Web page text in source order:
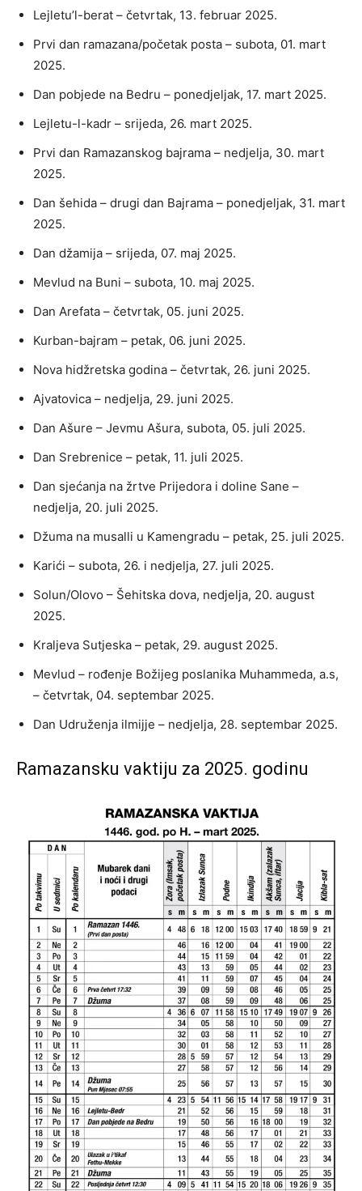
Lejletu’l-berat – četvrtak, 13. februar 2025.
Prvi dan ramazana/početak posta – subota, 01. mart
2025.
Dan pobjede na Bedru – ponedjeljak, 17. mart 2025.
Lejletu-l-kadr – srijeda, 26. mart 2025.
Prvi dan Ramazanskog bajrama – nedjelja, 30. mart
2025.
Dan šehida – drugi dan Bajrama – ponedjeljak, 31. mart
2025.
Dan džamija – srijeda, 07. maj 2025.
Mevlud na Buni – subota, 10. maj 2025.
Dan Arefata – četvrtak, 05. juni 2025.
Kurban-bajram – petak, 06. juni 2025.
Nova hidžretska godina – četvrtak, 26. juni 2025.
Ajvatovica – nedjelja, 29. juni 2025.
Dan Ašure – Jevmu Ašura, subota, 05. juli 2025.
Dan Srebrenice – petak, 11. juli 2025.
Dan sjećanja na žrtve Prijedora i doline Sane –
nedjelja, 20. juli 2025.
Džuma na musalli u Kamengradu – petak, 25. juli 2025.
Karići – subota, 26. i nedjelja, 27. juli 2025.
Solun/Olovo – Šehitska dova, nedjelja, 20. august
2025.
Kraljeva Sutjeska – petak, 29. august 2025.
Mevlud – rođenje Božijeg poslanika Muhammeda, a.s,
– četvrtak, 04. septembar 2025.
Dan Udruženja ilmijje – nedjelja, 28. septembar 2025.
Ramazansku vaktiju za 2025. godinu